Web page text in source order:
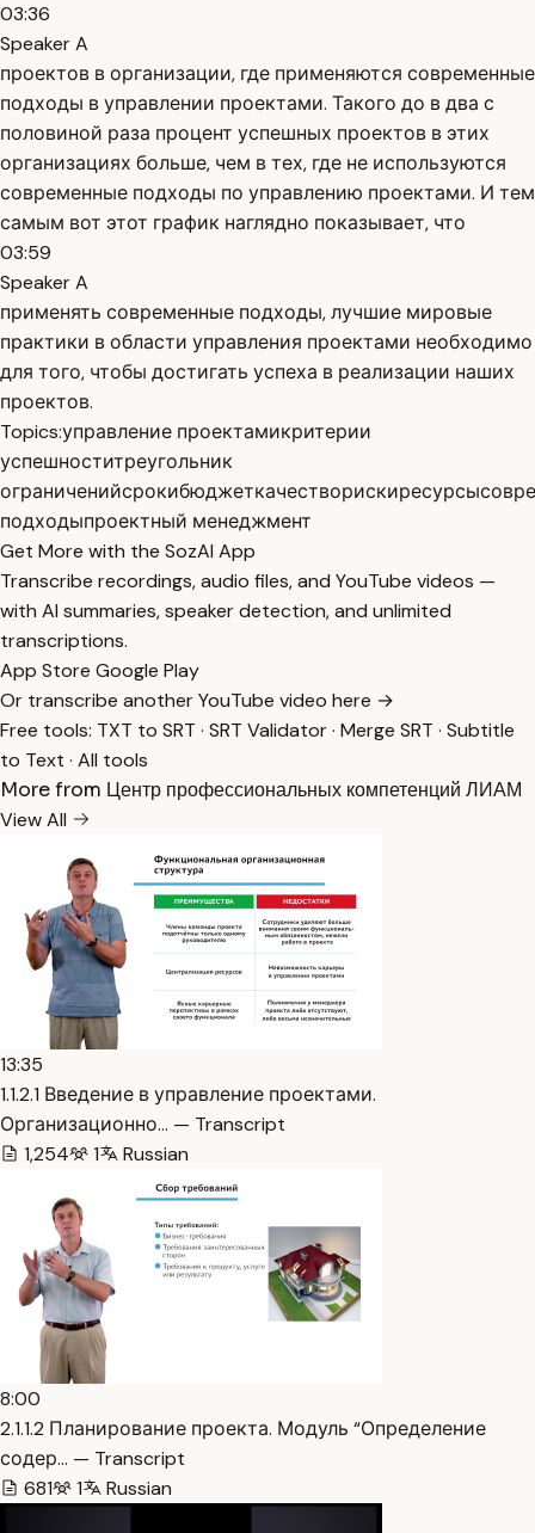
03:36
Speaker A
проектов в организации, где применяются современные
подходы в управлении проектами. Такого до в два с
половиной раза процент успешных проектов в этих
организациях больше, чем в тех, где не используются
современные подходы по управлению проектами. И тем
самым вот этот график наглядно показывает, что
03:59
Speaker A
применять современные подходы, лучшие мировые
практики в области управления проектами необходимо
для того, чтобы достигать успеха в реализации наших
проектов.
Topics:управление проектамикритерии
успешноститреугольник
ограниченийсрокибюджеткачестворискиресурсы
подходыпроектный менеджмент
Get More with the SozAI App
Transcribe recordings, audio files, and YouTube videos —
with AI summaries, speaker detection, and unlimited
transcriptions.
App Store Google Play
Or transcribe another YouTube video here →
Free tools: TXT to SRT · SRT Validator· Merge SRT · Subtitle
to Text · All tools
More from Центр профессиональных компетенций ЛИАМ
View All
13:35
1.1.2.1 Введение в управление проектами.
Организационно… — Transcript
1,254
1 Russian
8:00
2.1.1.2 Планирование проекта. Модуль “Определение
содер… — Transcript
681
1 Russian